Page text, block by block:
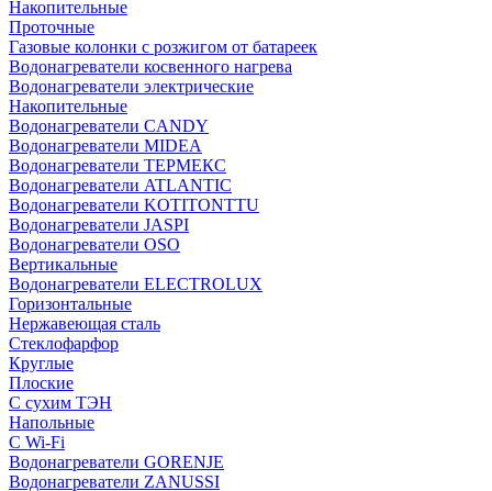
Накопительные
Проточные
Газовые колонки с розжигом от батареек
Водонагреватели косвенного нагрева
Водонагреватели электрические
Накопительные
Водонагреватели CANDY
Водонагреватели MIDEA
Водонагреватели ТЕРМЕКС
Водонагреватели ATLANTIC
Водонагреватели KOTITONTTU
Водонагреватели JASPI
Водонагреватели OSO
Вертикальные
Водонагреватели ELECTROLUX
Горизонтальные
Нержавеющая сталь
Стеклофарфор
Круглые
Плоские
С сухим ТЭН
Напольные
С Wi-Fi
Водонагреватели GORENJE
Водонагреватели ZANUSSI